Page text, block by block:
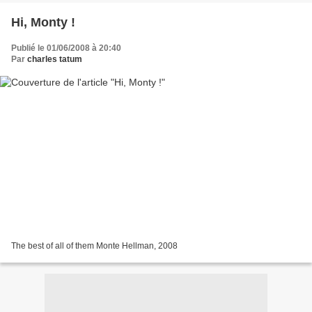
Hi, Monty !
Publié le 01/06/2008 à 20:40
Par charles tatum
The best of all of them Monte Hellman, 2008